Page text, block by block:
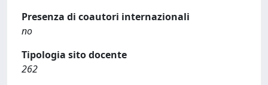
Presenza di coautori internazionali
no
Tipologia sito docente
262